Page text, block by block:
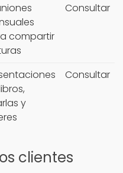
compartir
Consultar
y
Consultar
clientes